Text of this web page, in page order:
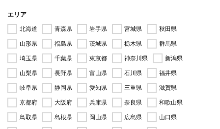
エリア
北海道 青森県 岩手県 宮城県
秋田県
山形県
福島県 茨城県 栃木県
群馬県
埼玉県
千葉県 東京都 神奈川県
新潟県
山梨県
長野県 富山県 石川県
福井県
岐阜県
静岡県 愛知県 三重県
滋賀県
京都府
大阪府 兵庫県 奈良県
和歌山県
鳥取県
島根県 岡山県 広島県
山口県